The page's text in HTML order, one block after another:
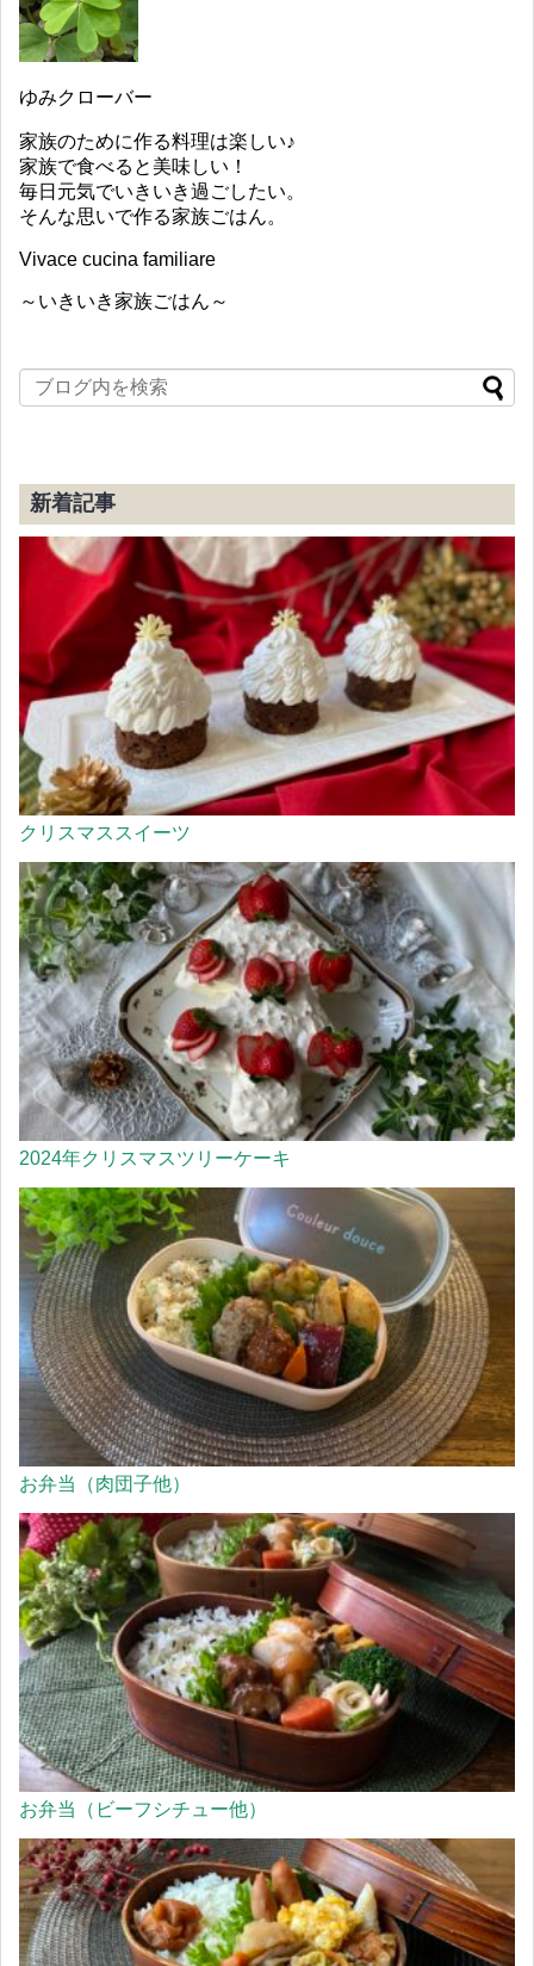
ゆみクローバー
家族のために作る料理は楽しい♪
家族で食べると美味しい！
毎日元気でいきいき過ごしたい。
そんな思いで作る家族ごはん。
Vivace cucina familiare
～いきいき家族ごはん～
新着記事
クリスマススイーツ
2024年クリスマスツリーケーキ
お弁当（肉団子他）
お弁当（ビーフシチュー他）